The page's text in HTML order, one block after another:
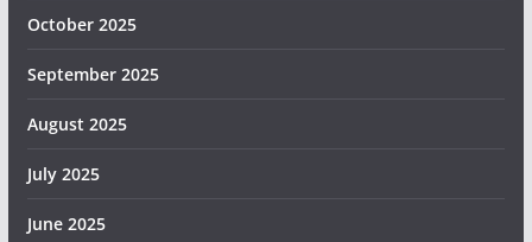
October 2025
September 2025
August 2025
July 2025
June 2025